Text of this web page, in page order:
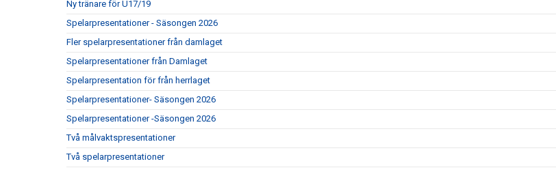
Ny tränare för U17/19
Spelarpresentationer - Säsongen 2026
Fler spelarpresentationer från damlaget
Spelarpresentationer från Damlaget
Spelarpresentation för från herrlaget
Spelarpresentationer- Säsongen 2026
Spelarpresentationer -Säsongen 2026
Två målvaktspresentationer
Två spelarpresentationer